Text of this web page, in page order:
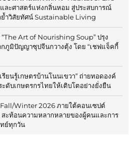
ละศาสตร์แห่งกลิ่นหอม สู่ประสบการณ์
ำวิสัยทัศน์ Sustainable Living
Art of Nourishing Soup” ปรุง
ภูมิปัญญาซุปจีนกวางตุ้ง โดย “เชฟแจ็คกี้
ยนรู้เกษตรบ้านโนนเขวา” ถ่ายทอดองค์
ดับเกษตรกรไทยให้เติบโตอย่างยั่งยืน
Winter 2026 ภายใต้คอนเซปต์
ะท้อนความหลากหลายของผู้คนและการ
ย์ทุกวัน